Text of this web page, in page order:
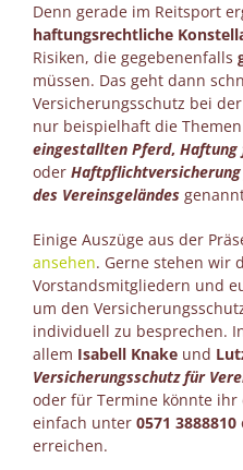
Denn gerade im Reitsport
haftungsrechtliche
Risiken, die gegebenenfalls
müssen. Das geht dann
Versicherungsschutz bei
nur beispielhaft die Themen
eingestallten Pferd, Haftung
oder
des Vereinsgeländes
Einige Auszüge aus der
ansehen. Gerne stehen wir
Vorstandsmitgliedern und
um den
individuell zu besprechen.
allem Isabell Knake und
Versicherungsschutz für
oder für Termine könnte
einfach unter 0571 3888810
erreichen.